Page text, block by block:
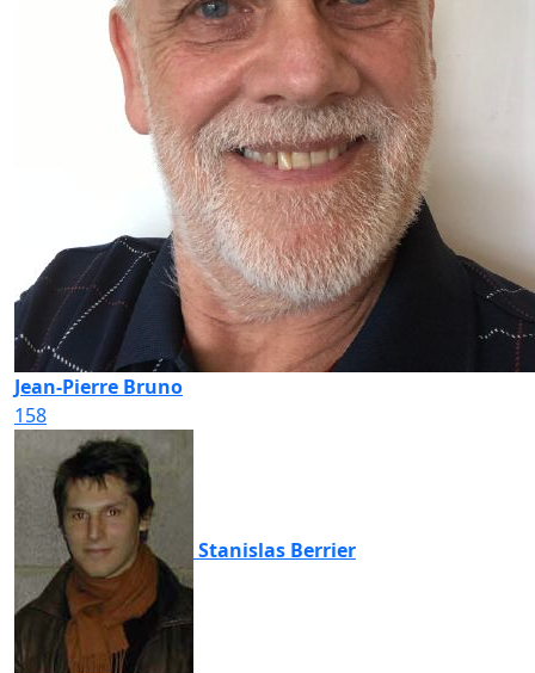
Jean-Pierre Bruno
158
Stanislas Berrier